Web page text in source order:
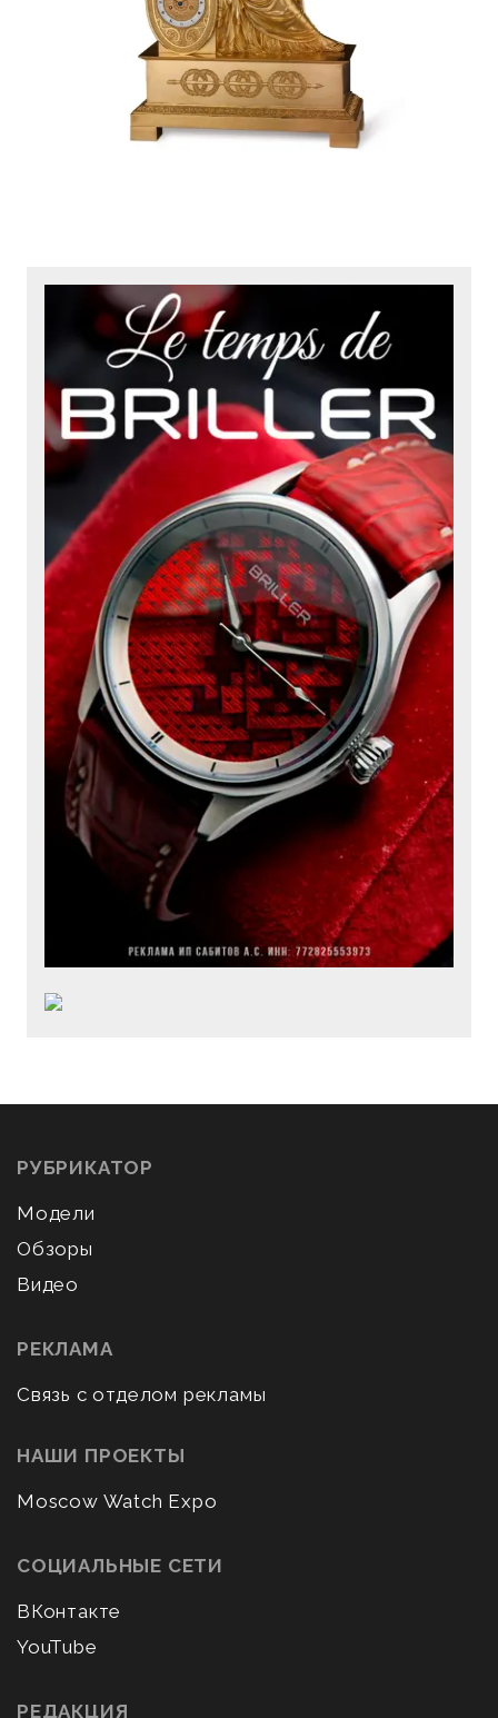
РУБРИКАТОР
Модели
Обзоры
Видео
РЕКЛАМА
Связь с отделом рекламы
НАШИ ПРОЕКТЫ
Moscow Watch Expo
СОЦИАЛЬНЫЕ СЕТИ
ВКонтакте
YouTube
РЕДАКЦИЯ